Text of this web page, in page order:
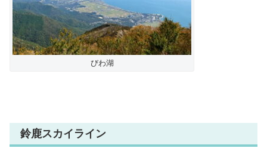
びわ湖
鈴鹿スカイライン